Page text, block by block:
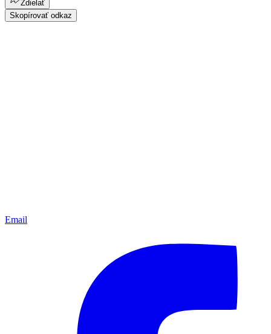
Zdielať
Skopírovať odkaz
Email